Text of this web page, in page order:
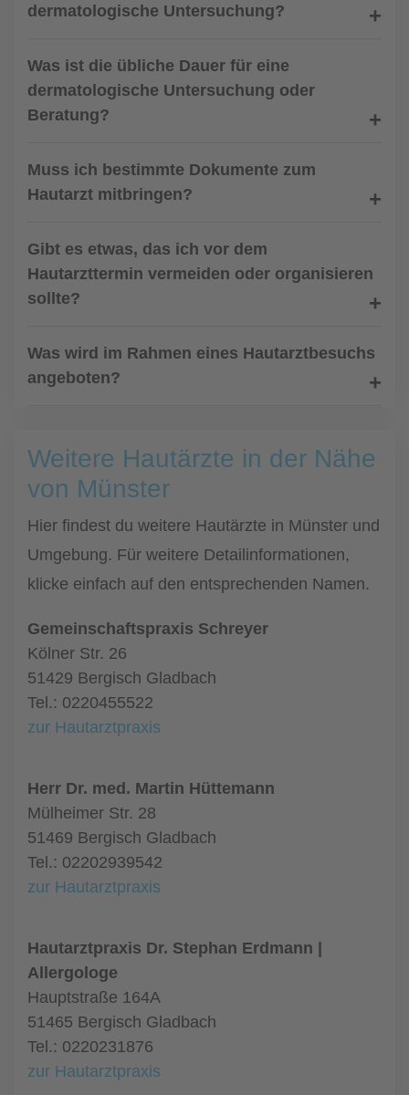
dermatologische Untersuchung?
Was ist die übliche Dauer für eine
dermatologische Untersuchung oder
Beratung?
Muss ich bestimmte Dokumente zum
Hautarzt mitbringen?
Gibt es etwas, das ich vor dem
Hautarzttermin vermeiden oder organisieren
sollte?
Was wird im Rahmen eines Hautarztbesuchs
angeboten?
Weitere Hautärzte in der Nähe
von Münster
Hier findest du weitere Hautärzte in Münster und
Umgebung. Für weitere Detailinformationen,
klicke einfach auf den entsprechenden Namen.
Gemeinschaftspraxis Schreyer
Kölner Str. 26
51429 Bergisch Gladbach
Tel.: 0220455522
zur Hautarztpraxis
Herr Dr. med. Martin Hüttemann
Mülheimer Str. 28
51469 Bergisch Gladbach
Tel.: 02202939542
zur Hautarztpraxis
Hautarztpraxis Dr. Stephan Erdmann |
Allergologe
Hauptstraße 164A
51465 Bergisch Gladbach
Tel.: 0220231876
zur Hautarztpraxis